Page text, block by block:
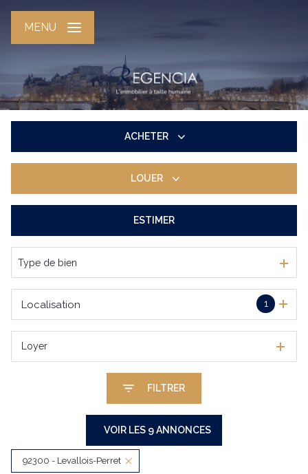
MENU
ACHETER
LOUER
De l'immo pro
ESTIMER
Type de bien
1
Localisation
Loyer
FILTRER
VOIR LES 9ANNONCES
92300 - Levallois-Perret